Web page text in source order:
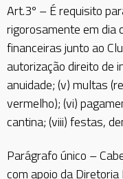
Art.3º – É requisito
rigorosamente em dia
financeiras junto ao
autorização direito de
anuidade; (v) multas
vermelho); (vi)
cantina; (viii) festas,
Parágrafo único –
com apoio da